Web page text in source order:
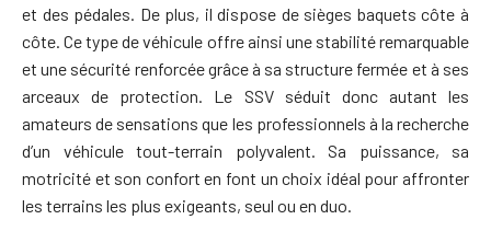
et des pédales. De plus, il dispose de sièges baquets côte à
côte. Ce type de véhicule offre ainsi une stabilité remarquable
et une sécurité renforcée grâce à sa structure fermée et à ses
arceaux de protection. Le SSV séduit donc autant les
amateurs de sensations que les professionnels à la recherche
d’un véhicule tout-terrain polyvalent. Sa puissance, sa
motricité et son confort en font un choix idéal pour affronter
les terrains les plus exigeants, seul ou en duo.